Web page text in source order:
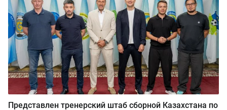
Представлен тренерский штаб сборной Казахстана по